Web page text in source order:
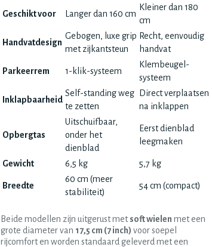
Geschikt voor Langer dan 160 cm
Kleiner dan 180
cm
Handvatdesign
Gebogen, luxe grip
met zijkantsteun
Recht, eenvoudig
handvat
Parkeerrem 1-klik-systeem
Klembeugel-
systeem
Inklapbaarheid
Self-standing weg
te zetten
Direct verplaatsen
na inklappen
Opbergtas
Uitschuifbaar,
onder het
dienblad
Eerst dienblad
leegmaken
Gewicht 6,5 kg 5,7 kg
Breedte
60 cm (meer
stabiliteit)
54 cm (compact)
Beide modellen zijn uitgerust metsoft wielen met een
grote diameter van 17,5 cm (7 inch) voor soepel
rijcomfort en worden standaard geleverd met een